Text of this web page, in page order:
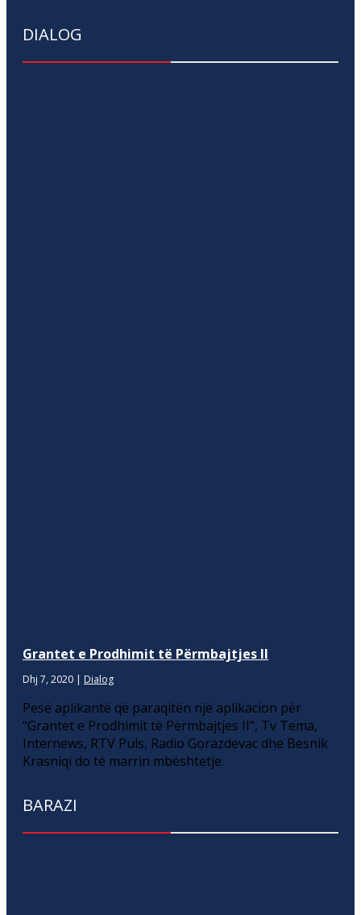
DIALOG
Grantet e Prodhimit të Përmbajtjes II
Dhj 7, 2020 | Dialog
Pesë aplikantë që paraqitën një aplikacion për
“Grantet e Prodhimit të Përmbajtjes II”, Tv Tema,
Internews, RTV Puls, Radio Gorazdevac dhe Besnik
Krasniqi do të marrin mbështetje.
BARAZI